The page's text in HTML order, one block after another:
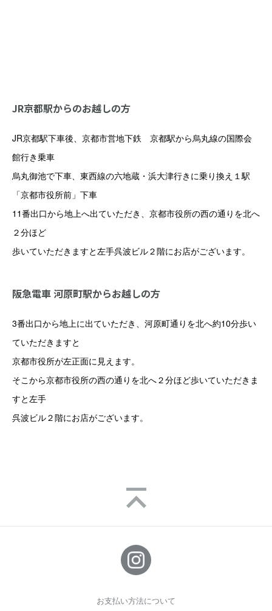
JR京都駅からのお越しの方
JR京都駅下車後、京都市営地下鉄 京都駅から烏丸線の国際会
館行き乗車
烏丸御池で下車、東西線の六地蔵・浜大津行きに乗り換え１駅
「京都市役所前」下車
11番出口から地上へ出ていただき、京都市役所の西の通りを北へ
２分ほど
歩いていただきますと左手呉波ビル２階にお店がございます。
阪急電車 河原町駅からお越しの方
3番出口から地上に出ていただき、河原町通りを北へ約10分歩い
ていただきますと
京都市役所が左正面に見えます。
そこから京都市役所の西の通りを北へ２分ほど歩いていただきま
すと左手
呉波ビル２階にお店がございます。
お支払い方法について